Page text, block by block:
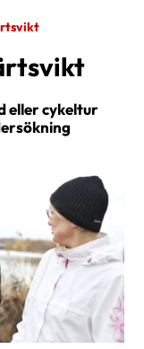
eller cykeltur